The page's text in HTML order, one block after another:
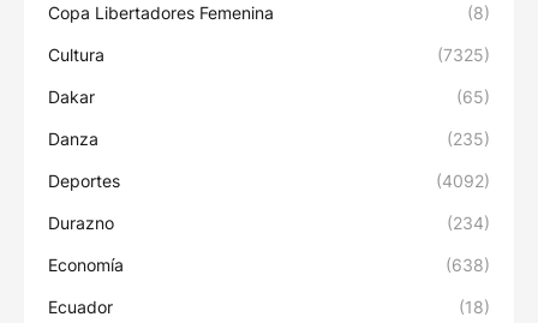
Copa Libertadores Femenina (8)
Cultura (7325)
Dakar (65)
Danza (235)
Deportes (4092)
Durazno (234)
Economía (638)
Ecuador (18)